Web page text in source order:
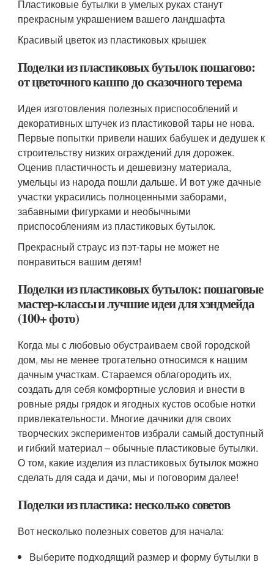
Пластиковые бутылки в умелых руках станут
прекрасным украшением вашего ландшафта
Красивый цветок из пластиковых крышек
Поделки из пластиковых бутылок пошагово:
от цветочного кашпо до сказочного терема
Идея изготовления полезных приспособлений и
декоративных штучек из пластиковой тары не нова.
Первые попытки привели наших бабушек и дедушек к
строительству низких ограждений для дорожек.
Оценив пластичность и дешевизну материала,
умельцы из народа пошли дальше. И вот уже дачные
участки украсились полноценными заборами,
забавными фигурками и необычными
приспособлениям из пластиковых бутылок.
Прекрасный страус из пэт-тары не может не
понравиться вашим детям!
Поделки из пластиковых бутылок: пошаговые
мастер-классы и лучшие идеи для хэндмейда
(100+ фото)
Когда мы с любовью обустраиваем свой городской
дом, мы не менее трогательно относимся к нашим
дачным участкам. Стараемся облагородить их,
создать для себя комфортные условия и внести в
ровные ряды грядок и ягодных кустов особые нотки
привлекательности. Многие дачники для своих
творческих экспериментов избрали самый доступный
и гибкий материал – обычные пластиковые бутылки.
О том, какие изделия из пластиковых бутылок можно
сделать для сада и дачи, мы и поговорим далее!
Поделки из пластика: несколько советов
Вот несколько полезных советов для начала:
Выберите подходящий размер и форму бутылки в